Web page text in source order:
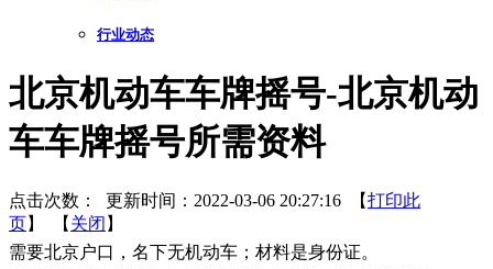
行业动态
北京机动车车牌摇号-北京机动
车车牌摇号所需资料
点击次数： 更新时间：2022-03-06 20:27:16 【打印此
页】 【 关闭 】
需要北京户口，名下无机动车；材料是身份证。